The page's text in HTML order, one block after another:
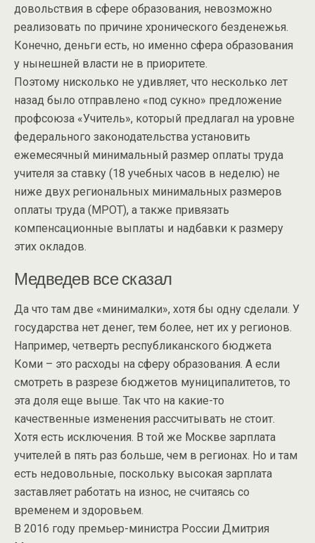
довольствия в сфере образования, невозможно
реализовать по причине хронического безденежья.
Конечно, деньги есть, но именно сфера образования
у нынешней власти не в приоритете.
Поэтому нисколько не удивляет, что несколько лет
назад было отправлено «под сукно» предложение
профсоюза «Учитель», который предлагал на уровне
федерального законодательства установить
ежемесячный минимальный размер оплаты труда
учителя за ставку (18 учебных часов в неделю) не
ниже двух региональных минимальных размеров
оплаты труда (МРОТ), а также привязать
компенсационные выплаты и надбавки к размеру
этих окладов.
Медведев все сказал
Да что там две «минималки», хотя бы одну сделали. У
государства нет денег, тем более, нет их у регионов.
Например, четверть республиканского бюджета
Коми – это расходы на сферу образования. А если
смотреть в разрезе бюджетов муниципалитетов, то
эта доля еще выше. Так что на какие-то
качественные изменения рассчитывать не стоит.
Хотя есть исключения. В той же Москве зарплата
учителей в пять раз больше, чем в регионах. Но и там
есть недовольные, поскольку высокая зарплата
заставляет работать на износ, не считаясь со
временем и здоровьем.
В 2016 году премьер-министра России Дмитрия